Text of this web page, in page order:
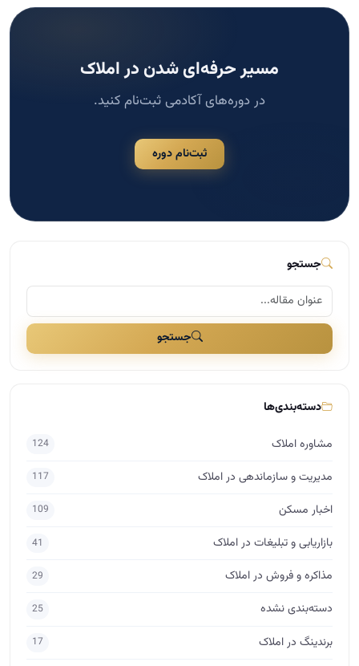
مسیر حرفه‌ای شدن در املاک
در دوره‌های آکادمی ثبت‌نام کنید.
ثبت‌نام دوره
جستجو
جستجو
دسته‌بندی‌ها
مشاوره املاک 124
مدیریت و سازماندهی در املاک 117
اخبار مسکن 109
بازاریابی و تبلیغات در املاک 41
مذاکره و فروش در املاک 29
دسته‌بندی نشده 25
برندینگ در املاک 17